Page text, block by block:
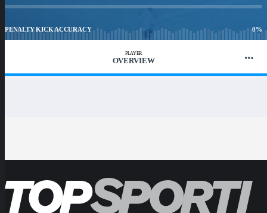
PENALTY KICK ACCURACY 0%
PLAYER
OVERVIEW